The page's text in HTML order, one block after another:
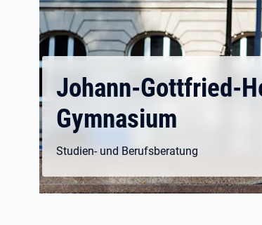
Johann-Gottfried-
Gymnasium
Studien- und Berufsberatung